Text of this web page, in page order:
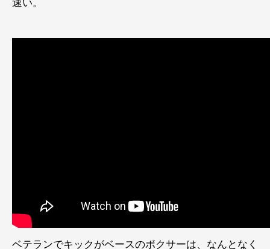
ベテランでキックがベースのボクサーは、なんとなく